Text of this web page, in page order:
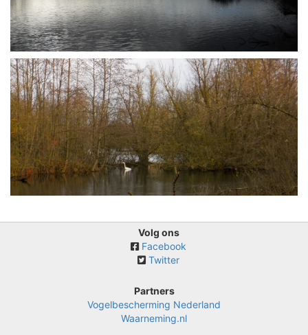
Volg ons
Facebook
Twitter
Partners
Vogelbescherming Nederland
Waarneming.nl